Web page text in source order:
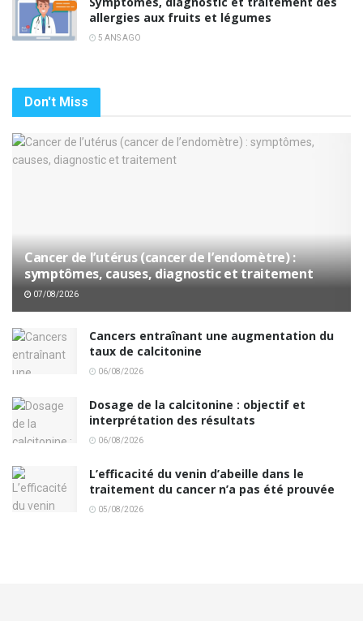
allergies aux fruits et légumes
5 ANS AGO
Don't Miss
Cancer de l’utérus (cancer de l’endomètre) :
symptômes, causes, diagnostic et traitement
07/08/2026
Cancers entraînant une augmentation du
taux de calcitonine
06/08/2026
Dosage de la calcitonine : objectif et
interprétation des résultats
06/08/2026
L’efficacité du venin d’abeille dans le
traitement du cancer n’a pas été prouvée
05/08/2026